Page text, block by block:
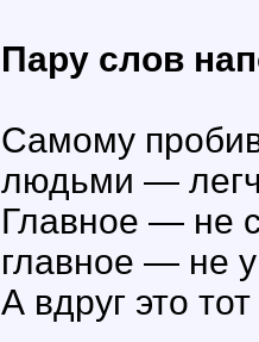
Пару слов
Самому
людьми —
Главное — не
главное — не
А вдруг это